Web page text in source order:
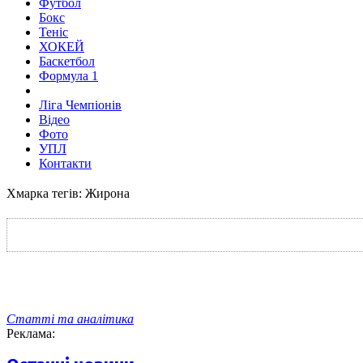
Футбол
Бокс
Теніс
ХОКЕЙ
Баскетбол
Формула 1
Ліга Чемпіонів
Відео
Фото
УПЛ
Контакти
Хмарка тегів: Жирона
Статті та аналітика
Реклама: